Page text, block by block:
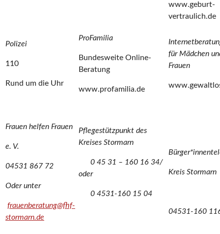
www.geburt-
vertraulich.de
Polizei
110
Rund um die Uhr
ProFamilia
Bundesweite Online-
Beratung
www.profamilia.de
für Mädchen
Frauen
Frauen helfen Frauen
e. V.
04531 867 72
Oder unter
frauenberatung@fhf-
stormarn.de
Pflegestützpunkt des
Kreises Stormarn
0 45 31 – 160 16 34/
oder
0 4531-160 15 04
Kreis Stormarn
04531-160